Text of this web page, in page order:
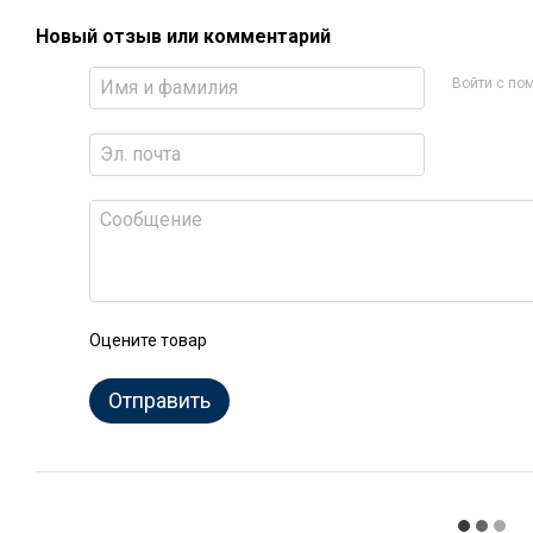
Новый отзыв или комментарий
Войти с
Оцените товар
Отправить